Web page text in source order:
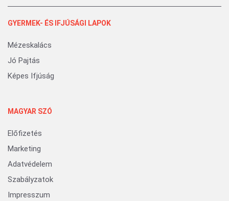
GYERMEK- ÉS IFJÚSÁGI LAPOK
Mézeskalács
Jó Pajtás
Képes Ifjúság
MAGYAR SZÓ
Előfizetés
Marketing
Adatvédelem
Szabályzatok
Impresszum